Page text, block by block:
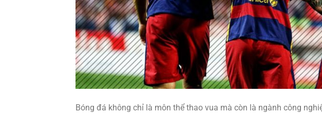
Bóng đá không chỉ là môn thể thao vua mà còn là ngành công